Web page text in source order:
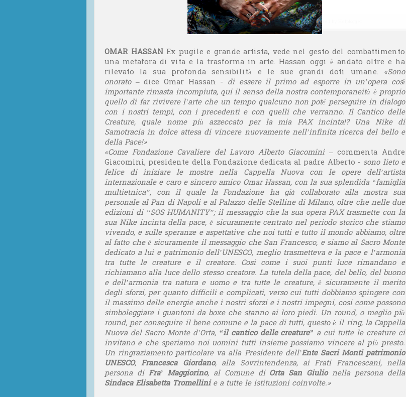
OMAR HASSANEx pugile e grande artista, vede nel gesto del combattimento
una metafora di vita e la trasforma in arte. Hassan oggi è andato oltre e ha
rilevato la sua profonda sensibilità e le sue grandi doti umane. «Sono
onorato – dice Omar Hassan - di essere il primo ad esporre in un’opera così
importante rimasta incompiuta, qui il senso della nostra contemporaneità è proprio
quello di far rivivere l’arte che un tempo qualcuno non poté perseguire in dialogo
con i nostri tempi, con i precedenti e con quelli che verranno. Il Cantico delle
Creature, quale nome più azzeccato per la mia PAX incinta!? Una Nike di
Samotracia in dolce attesa di vincere nuovamente nell’infinita ricerca del bello e
della Pace!»
«Come Fondazione Cavaliere del Lavoro Alberto Giacomini – commenta Andre
Giacomini, presidente della Fondazione dedicata al padre Alberto - sono lieto e
felice di iniziare le mostre nella Cappella Nuova con le opere dell’artista
internazionale e caro e sincero amico Omar Hassan, con la sua splendida “famiglia
multietnica”, con il quale la Fondazione ha già collaborato alla mostra sua
personale al Pan di Napoli e al Palazzo delle Stelline di Milano, oltre che nelle due
edizioni di “SOS HUMANITY”; il messaggio che la sua opera PAX trasmette con la
sua Nike incinta della pace, è sicuramente centrato nel periodo storico che stiamo
vivendo, e sulle speranze e aspettative che noi tutti e tutto il mondo abbiamo, oltre
al fatto che è sicuramente il messaggio che San Francesco, e siamo al Sacro Monte
dedicato a lui e patrimonio dell’UNESCO, meglio trasmetteva e la pace e l’armonia
tra tutte le creature e il creatore. Cosi come i suoi punti luce rimandano e
richiamano alla luce dello stesso creatore. La tutela della pace, del bello, del buono
e dell’armonia tra natura e uomo e tra tutte le creature, è sicuramente il merito
degli sforzi, per quanto difficili e complicati, verso cui tutti dobbiamo spingere con
il massimo delle energie anche i nostri sforzi e i nostri impegni, cosi come possono
simboleggiare i guantoni da boxe che stanno ai loro piedi. Un round, o meglio più
round, per conseguire il bene comune e la pace di tutti, questo è il ring, la Cappella
Nuova del Sacro Monte d’Orta, “il cantico delle creature” a cui tutte le creature ci
invitano e che speriamo noi uomini tutti insieme possiamo vincere al più presto.
Un ringraziamento particolare va alla Presidente dell’Ente Sacri Monti patrimonio
UNESCO,Francesca Giordano, alla Sovrintendenza, ai Frati Francescani, nella
persona di Fra’ Maggiorino, al Comune di Orta San Giulionella persona della
Sindaca Elisabetta Tromellinie a tutte le istituzioni coinvolte.»
Powered by